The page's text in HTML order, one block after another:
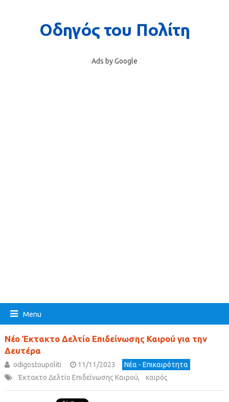
Ads by Google
Menu
Νέο Έκτακτο Δελτίο Επιδείνωσης Καιρού για την
Δευτέρα
odigostoupoliti 11/11/2023
Νέα - Επικαιρότητα
Έκτακτο Δελτίο Επιδείνωσης Καιρού, καιρός